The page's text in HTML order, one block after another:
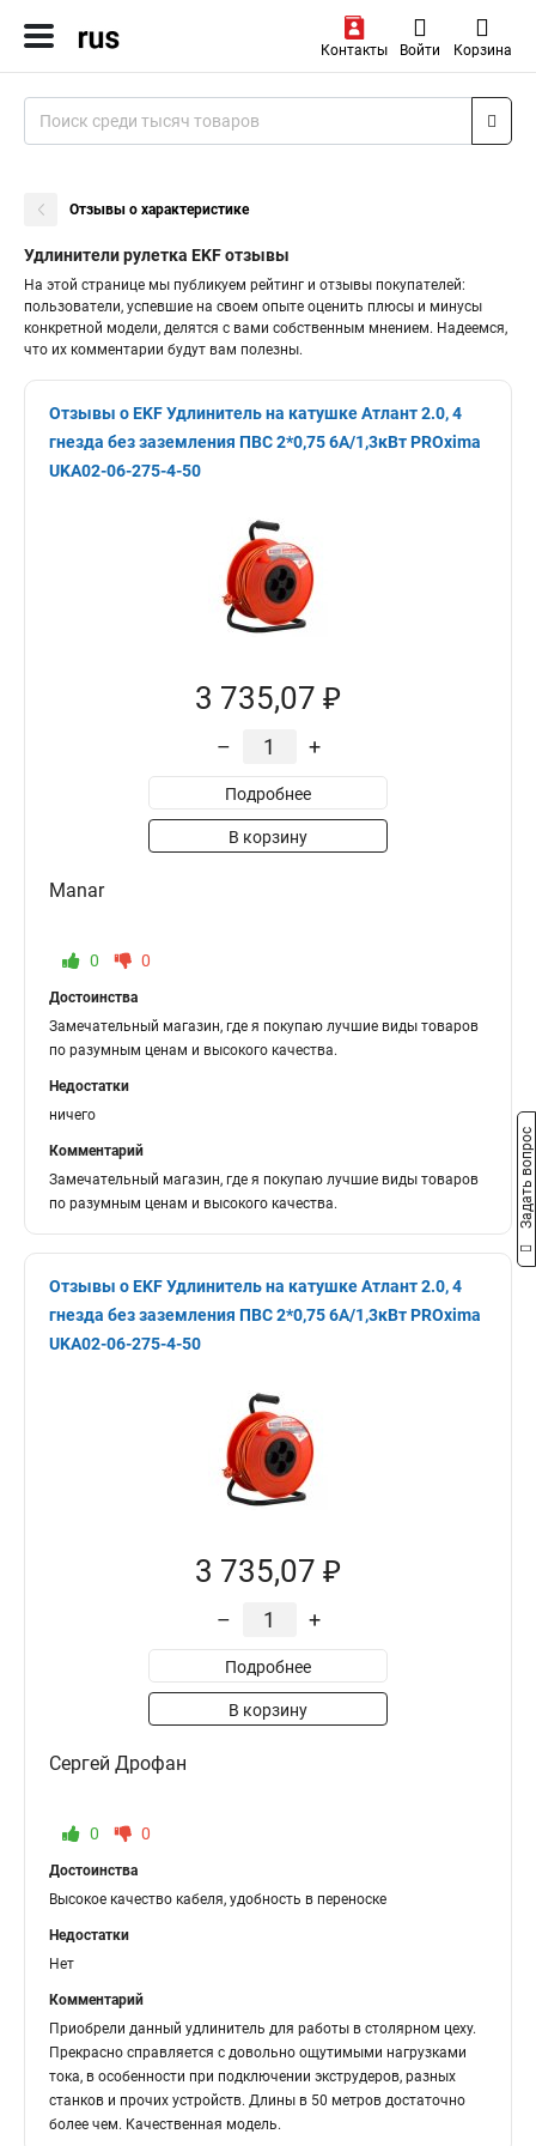
Контакты Войти Корзина
Отзывы о характеристике
Удлинители рулетка EKF отзывы
На этой странице мы публикуем рейтинг и отзывы покупателей:
пользователи, успевшие на своем опыте оценить плюсы и минусы
конкретной модели, делятся с вами собственным мнением. Надеемся,
что их комментарии будут вам полезны.
Отзывы о EKF Удлинитель на катушке Атлант 2.0, 4
гнезда без заземления ПВС 2*0,75 6А/1,3кВт PROxima
UKA02-06-275-4-50
3 735,07 ₽
– +
Подробнее
В корзину
Manar
0 0
Достоинства
Замечательный магазин, где я покупаю лучшие виды товаров
по разумным ценам и высокого качества.
Недостатки
ничего
Комментарий
Замечательный магазин, где я покупаю лучшие виды товаров
по разумным ценам и высокого качества.
Отзывы о EKF Удлинитель на катушке Атлант 2.0, 4
гнезда без заземления ПВС 2*0,75 6А/1,3кВт PROxima
UKA02-06-275-4-50
3 735,07 ₽
– +
Подробнее
В корзину
Сергей Дрофан
0 0
Достоинства
Высокое качество кабеля, удобность в переноске
Недостатки
Нет
Комментарий
Приобрели данный удлинитель для работы в столярном цеху.
Прекрасно справляется с довольно ощутимыми нагрузками
тока, в особенности при подключении экструдеров, разных
станков и прочих устройств. Длины в 50 метров достаточно
более чем. Качественная модель.
Задать вопрос